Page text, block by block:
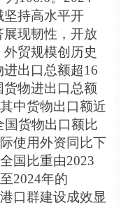
持高水平开
现韧性，开放
贸规模创历史
出口总额超16
物进出口总额
中货物出口额近
国货物出口额比
使用外资同比下
国比重由2023
2024年的
口群建设成效显